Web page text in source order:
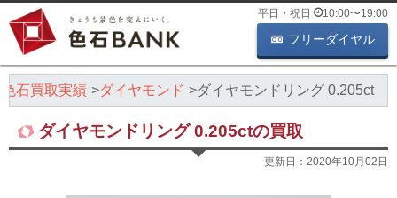
平日・祝日 10:00〜19:00
フリーダイヤル
色石買取実績 ダイヤモンド ダイヤモンドリング 0.205ct
ダイヤモンドリング 0.205ctの買取
更新日： 2020年10月02日